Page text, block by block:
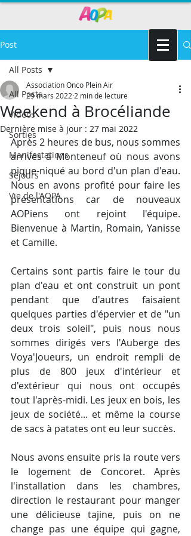
Post
All Posts
Vidéos
Sorties
Manifestations
Séjours
Vie de l'AOPA
All Posts
Weekend à Brocéliande
Association Onco Plein Air
29 mars 2022 2 min de lecture
Dernière mise à jour : 27 mai 2022
Après 2 heures de bus, nous sommes
arrivés à Monteneuf où nous avons
pique-niqué au bord d'un plan d'eau.
Nous en avons profité pour faire les
présentations car de nouveaux
AOPiens ont rejoint l'équipe.
Bienvenue à Martin, Romain, Yanisse
et Camille.
Certains sont partis faire le tour du
plan d'eau et ont construit un pont
pendant que d'autres faisaient
quelques parties d'épervier et de "un
deux trois soleil", puis nous nous
sommes dirigés vers l'Auberge des
Voya'Joueurs, un endroit rempli de
plus de 800 jeux d'intérieur et
d'extérieur qui nous ont occupés
tout l'après-midi. Les jeux en bois, les
jeux de société... et même la course
de sacs à patates ont eu leur succès.
Nous avons ensuite pris la route vers
le logement de Concoret. Après
l'installation dans les chambres,
direction le restaurant pour manger
une délicieuse tajine, puis on ne
change pas une équipe qui gagne,